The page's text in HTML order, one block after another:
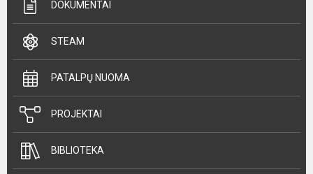
DOKUMENTAI
STEAM
PATALPŲ NUOMA
PROJEKTAI
BIBLIOTEKA